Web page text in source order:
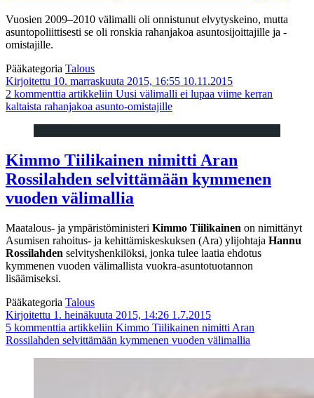
Vuosien 2009–2010 välimalli oli onnistunut elvytyskeino, mutta
asuntopoliittisesti se oli ronskia rahanjakoa asuntosijoittajille ja -
omistajille.
Pääkategoria Talous
Kirjoitettu 10. marraskuuta 2015, 16:55 10.11.2015
2 kommenttia artikkeliin Uusi välimalli ei lupaa viime kerran
kaltaista rahanjakoa asunto-omistajille
Kimmo Tiilikainen nimitti Aran
Rossilahden selvittämään kymmenen
vuoden välimallia
Maatalous- ja ympäristöministeri Kimmo Tiilikainen on nimittänyt
Asumisen rahoitus- ja kehittämiskeskuksen (Ara) ylijohtaja Hannu
Rossilahden selvityshenkilöksi, jonka tulee laatia ehdotus
kymmenen vuoden välimallista vuokra-asuntotuotannon
lisäämiseksi.
Pääkategoria Talous
Kirjoitettu 1. heinäkuuta 2015, 14:26 1.7.2015
5 kommenttia artikkeliin Kimmo Tiilikainen nimitti Aran
Rossilahden selvittämään kymmenen vuoden välimallia